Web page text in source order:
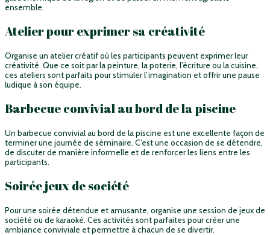
ensemble.
Atelier pour exprimer sa créativité
Organise un atelier créatif où les participants peuvent exprimer leur
créativité. Que ce soit par la peinture, la poterie, l’écriture ou la cuisine,
ces ateliers sont parfaits pour stimuler l’imagination et offrir une pause
ludique à son équipe.
Barbecue convivial au bord de la piscine
Un barbecue convivial au bord de la piscine est une excellente façon de
terminer une journée de séminaire. C’est une occasion de se détendre,
de discuter de manière informelle et de renforcer les liens entre les
participants.
Soirée jeux de société
Pour une soirée détendue et amusante, organise une session de jeux de
société ou de karaoké. Ces activités sont parfaites pour créer une
ambiance conviviale et permettre à chacun de se divertir.